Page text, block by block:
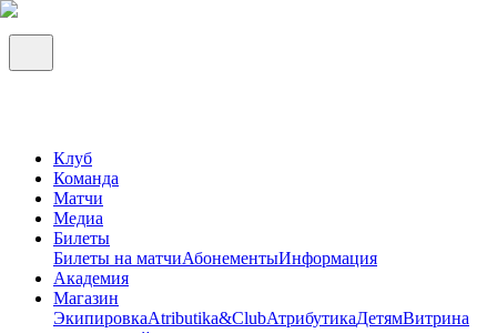
Клуб
Команда
Матчи
Медиа
Билеты
Билеты на матчиАбонементыИнформация
Академия
Магазин
ЭкипировкаAtributika&ClubАтрибутикаДетямВитрина